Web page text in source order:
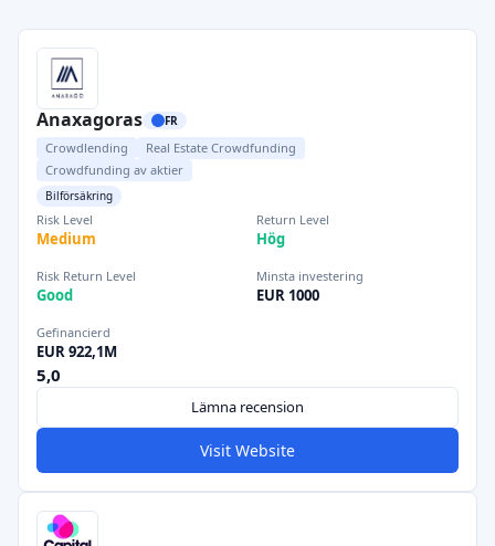
Anaxagoras FR
Crowdlending
Real Estate Crowdfunding
Crowdfunding av aktier
Bilförsäkring
Risk Level
Medium
Return Level
Hög
Risk Return Level
Good
Minsta investering
EUR 1000
Gefinancierd
EUR 922,1M
5,0
Lämna recension
Visit Website